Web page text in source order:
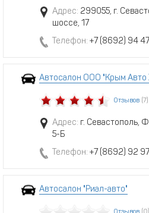
Адрес: 299055, г.
шоссе, 17
Телефон: +7 (8692) 94
Автосалон ООО "Крым Авто
Отзывов (7)
Адрес: г. Севастополь,
5-Б
Телефон: +7 (8692) 92
Автосалон "Риал-авто"